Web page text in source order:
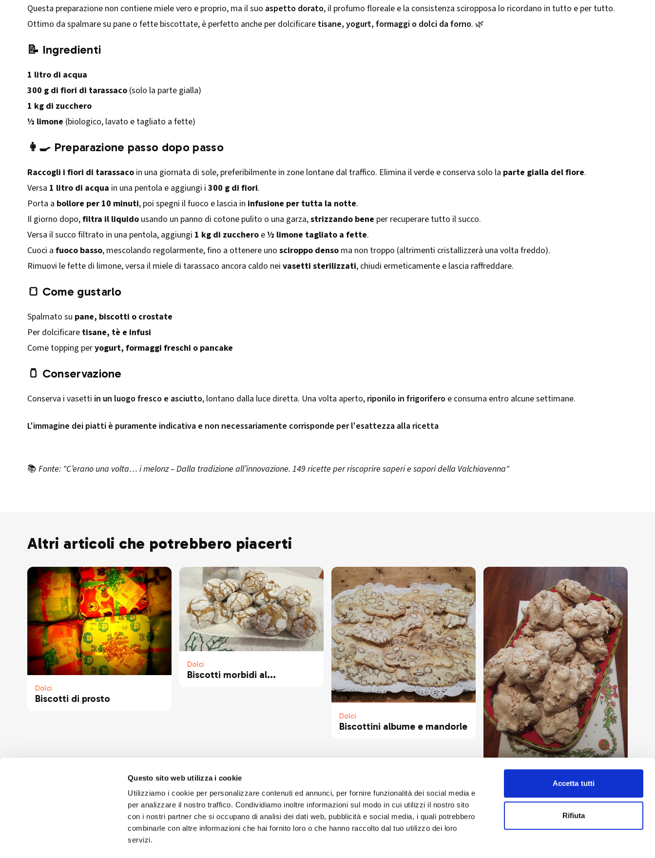
Questo sito web utilizza i cookie
Utilizziamo i cookie per personalizzare contenuti ed annunci, per fornire funzionalità dei social media e
per analizzare il nostro traffico. Condividiamo inoltre informazioni sul modo in cui utilizzi il nostro sito
con i nostri partner che si occupano di analisi dei dati web, pubblicità e social media, i quali potrebbero
combinarle con altre informazioni che hai fornito loro o che hanno raccolto dal tuo utilizzo dei loro
servizi.
Accetta tutti
Rifiuta
Questa preparazione non contiene miele vero e proprio, ma il suo aspetto dorato, il profumo floreale e la consistenza sciropposa lo ricordano in tutto e per tutto.
Ottimo da spalmare su pane o fette biscottate, è perfetto anche per dolcificare tisane, yogurt, formaggi o dolci da forno. 🌿
📝 Ingredienti
1 litro di acqua
300 g di fiori di tarassaco (solo la parte gialla)
1 kg di zucchero
½ limone (biologico, lavato e tagliato a fette)
👩‍🍳 Preparazione passo dopo passo
Raccogli i fiori di tarassaco in una giornata di sole, preferibilmente in zone lontane dal traffico. Elimina il verde e conserva solo la parte gialla del fiore.
Versa 1 litro di acqua in una pentola e aggiungi i 300 g di fiori.
Porta a bollore per 10 minuti, poi spegni il fuoco e lascia in infusione per tutta la notte.
Il giorno dopo,filtra il liquido usando un panno di cotone pulito o una garza,strizzando bene per recuperare tutto il succo.
Versa il succo filtrato in una pentola, aggiungi 1 kg di zucchero e½ limone tagliato a fette.
Cuoci a fuoco basso, mescolando regolarmente, fino a ottenere uno sciroppo denso ma non troppo (altrimenti cristallizzerà una volta freddo).
Rimuovi le fette di limone, versa il miele di tarassaco ancora caldo nei vasetti sterilizzati, chiudi ermeticamente e lascia raffreddare.
🍞 Come gustarlo
Spalmato su pane, biscotti o crostate
Per dolcificare tisane, tè e infusi
Come topping peryogurt, formaggi freschi o pancake
🫙 Conservazione
Conserva i vasetti in un luogo fresco e asciutto, lontano dalla luce diretta. Una volta aperto, riponilo in frigorifero e consuma entro alcune settimane.
L'immagine dei piatti è puramente indicativa e non necessariamente corrisponde per l'esattezza alla ricetta
📚 Fonte: "C’erano una volta… i melonz – Dalla tradizione all’innovazione. 149 ricette per riscoprire saperi e sapori della Valchiavenna"
Altri articoli che potrebbero piacerti
Dolci
Biscotti di prosto
Dolci
Biscotti morbidi al...
Dolci
Biscottini albume e mandorle
Brutti ma buoni